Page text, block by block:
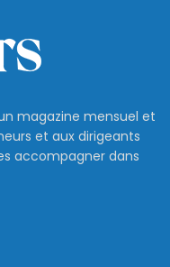
magazine mensuel et
et aux dirigeants
accompagner dans